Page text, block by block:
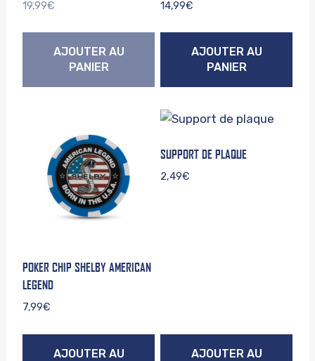
19,99€
AJOUTER AU
PANIER
14,99€
AJOUTER AU
PANIER
POKER CHIP SHELBY AMERICAN
LEGEND
7,99€
AJOUTER AU
SUPPORT DE PLAQUE
2,49€
AJOUTER AU